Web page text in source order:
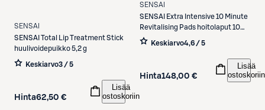
SENSAI
SENSAI Total Lip Treatment Stick
huulivoidepuikko 5,2 g
Keskiarvo3 / 5
Hinta62,50 €
Lisää
ostoskoriin
SENSAI
SENSAI Extra Intensive 10 Minute
Revitalising Pads hoitolaput 10
paria
Keskiarvo4,6 / 5
Hinta148,00 €
Lisää
ostoskoriin